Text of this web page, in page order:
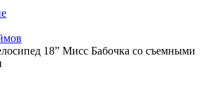
18” Мисс Бабочка со съемными